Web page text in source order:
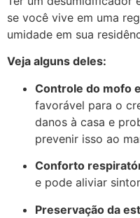
se você vive em uma
umidade em sua
Veja alguns deles:
Controle do mofo
favorável para o
danos à casa e
prevenir isso ao
Conforto
e pode aliviar
Preservação da